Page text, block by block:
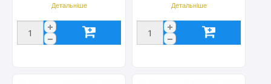
Детальніше Детальніше